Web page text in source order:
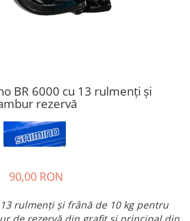
BR 6000 cu 13 rulmenți și
rezervă
90,00 RON
rulmenți și frână de 10 kg pentru